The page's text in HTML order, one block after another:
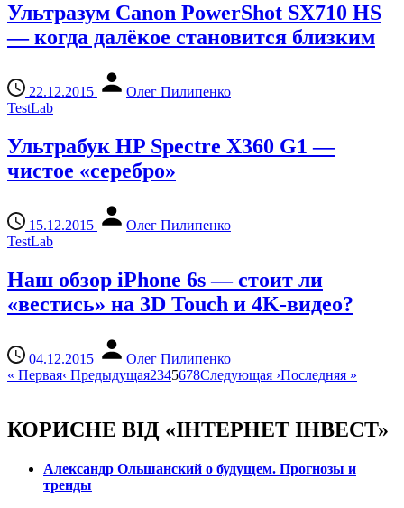
Ультразум Canon PowerShot SX710 HS
— когда далёкое становится близким
22.12.2015
Олег Пилипенко
TestLab
Ультрабук HP Spectre X360 G1 —
чистое «серебро»
15.12.2015
Олег Пилипенко
TestLab
Наш обзор iPhone 6s — стоит ли
«вестись» на 3D Touch и 4K-видео?
04.12.2015
Олег Пилипенко
« Первая‹ Предыдущая2345678Следующая ›Последняя »
КОРИСНЕ ВІД «ІНТЕРНЕТ ІНВЕСТ»
Александр Ольшанский о будущем. Прогнозы и
тренды